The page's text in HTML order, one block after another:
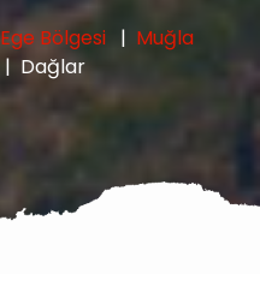
Ege Bölgesi
Muğla
Dağlar